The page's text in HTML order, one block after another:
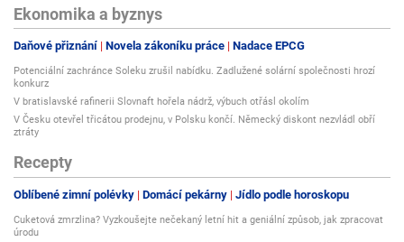
Ekonomika a byznys
Daňové přiznání Novela zákoníku práce Nadace EPCG
Potenciální zachránce Soleku zrušil nabídku. Zadlužené solární společnosti hrozí
konkurz
V bratislavské rafinerii Slovnaft hořela nádrž, výbuch otřásl okolím
V Česku otevřel třicátou prodejnu, v Polsku končí. Německý diskont nezvládl obří
ztráty
Recepty
Oblíbené zimní polévky Domácí pekárny Jídlo podle horoskopu
Cuketová zmrzlina? Vyzkoušejte nečekaný letní hit a geniální způsob, jak zpracovat
úrodu